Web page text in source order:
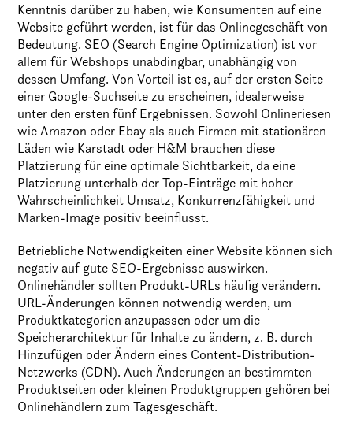
Kenntnis darüber zu haben, wie Konsumenten auf eine
Website geführt werden, ist für das Onlinegeschäft von
Bedeutung. SEO (Search Engine Optimization) ist vor
allem für Webshops unabdingbar, unabhängig von
dessen Umfang. Von Vorteil ist es, auf der ersten Seite
einer Google-Suchseite zu erscheinen, idealerweise
unter den ersten fünf Ergebnissen. Sowohl Onlineriesen
wie Amazon oder Ebay als auch Firmen mit stationären
Läden wie Karstadt oder H&M brauchen diese
Platzierung für eine optimale Sichtbarkeit, da eine
Platzierung unterhalb der Top-Einträge mit hoher
Wahrscheinlichkeit Umsatz, Konkurrenzfähigkeit und
Marken-Image positiv beeinflusst.
Betriebliche Notwendigkeiten einer Website können sich
negativ auf gute SEO-Ergebnisse auswirken.
Onlinehändler sollten Produkt-URLs häufig verändern.
URL-Änderungen können notwendig werden, um
Produktkategorien anzupassen oder um die
Speicherarchitektur für Inhalte zu ändern, z. B. durch
Hinzufügen oder Ändern eines Content-Distribution-
Netzwerks (CDN). Auch Änderungen an bestimmten
Produktseiten oder kleinen Produktgruppen gehören bei
Onlinehändlern zum Tagesgeschäft.